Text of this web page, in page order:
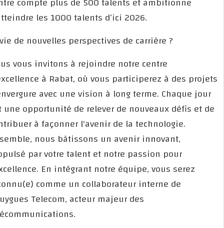
d’atteindre les 1000 talents d’ici 2026.
Envie de nouvelles perspectives de carrière ?
Nous vous invitons à rejoindre notre centre
d'excellence à Rabat, où vous participerez à des
d'envergure avec une vision à long terme. Chaque
est une opportunité de relever de nouveaux défis et
contribuer à façonner l'avenir de la technologie.
Ensemble, nous bâtissons un avenir innovant,
propulsé par votre talent et notre passion pour
l'excellence. En intégrant notre équipe, vous serez
reconnu(e) comme un collaborateur interne de
Bouygues Telecom, acteur majeur des
télécommunications.